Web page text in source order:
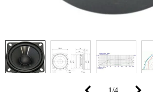
1/4